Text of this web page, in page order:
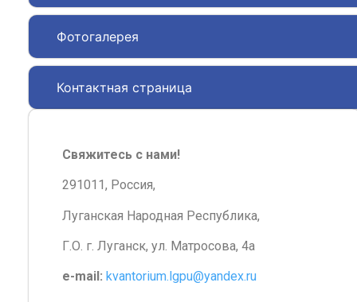
Фотогалерея
Контактная страница
Свяжитесь с нами!
291011, Россия,
Луганская Народная Республика,
Г.О. г. Луганск, ул. Матросова, 4а
e-mail: kvantorium.lgpu@yandex.ru